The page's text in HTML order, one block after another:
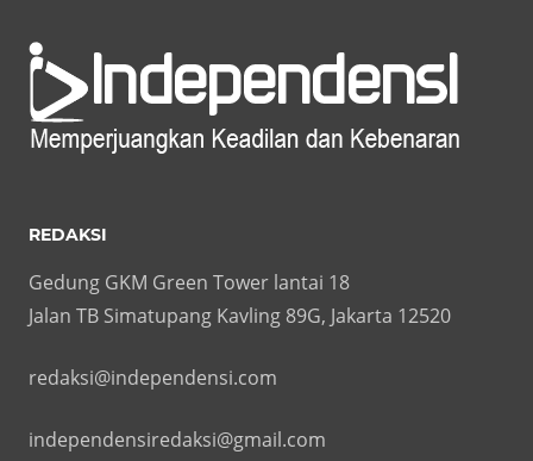
REDAKSI
Gedung GKM Green Tower lantai 18
Jalan TB Simatupang Kavling 89G, Jakarta 12520
redaksi@independensi.com
independensiredaksi@gmail.com